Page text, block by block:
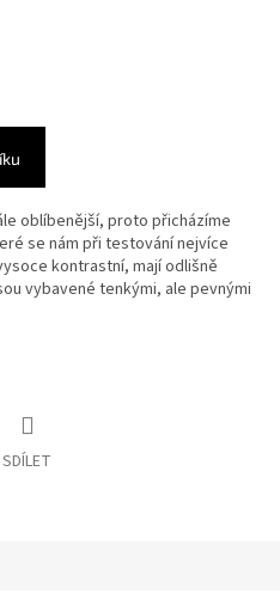
oblíbenější, proto přicházíme
se nám při testování nejvíce
kontrastní, mají odlišně
vybavené tenkými, ale pevnými
SDÍLET